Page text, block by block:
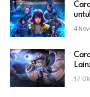
4
17